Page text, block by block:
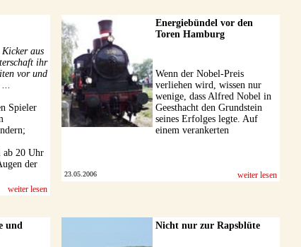
aus
ihr
vor und
Spieler
ab 20 Uhr
der
weiter lesen
Energiebündel vor den
Toren Hamburg
Wenn der Nobel-Preis
verliehen wird, wissen nur
wenige, dass Alfred Nobel in
Geesthacht den Grundstein
seines Erfolges legte. Auf
einem verankerten
23.05.2006 weiter lesen
und
Nicht nur zur Rapsblüte